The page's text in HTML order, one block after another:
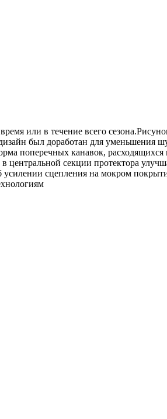
или в течение всего
был доработан для уменьшения
поперечных канавок,
центральной секции протектора
сцепления на мокром